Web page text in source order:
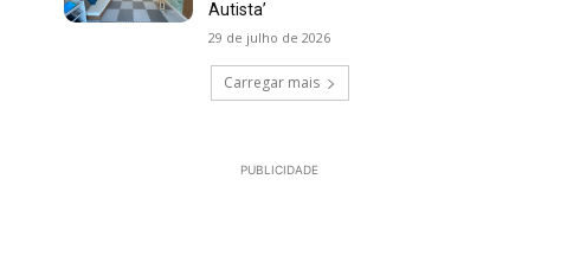
Autista’
29 de julho de 2026
Carregar mais
PUBLICIDADE